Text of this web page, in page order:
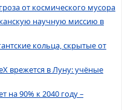
от космического мусора
научную миссию в
кольца, скрытые от
врежется в Луну: учёные
на 90% к 2040 году –